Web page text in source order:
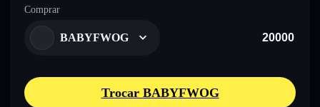
Comprar
BABYFWOG
Trocar BABYFWOG